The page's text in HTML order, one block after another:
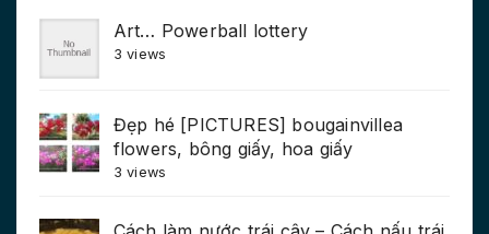
Art… Powerball lottery
3 views
Đẹp hé [PICTURES] bougainvillea
flowers, bông giấy, hoa giấy
3 views